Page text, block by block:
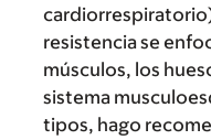
resistencia se
músculos, los
sistema
tipos, hago